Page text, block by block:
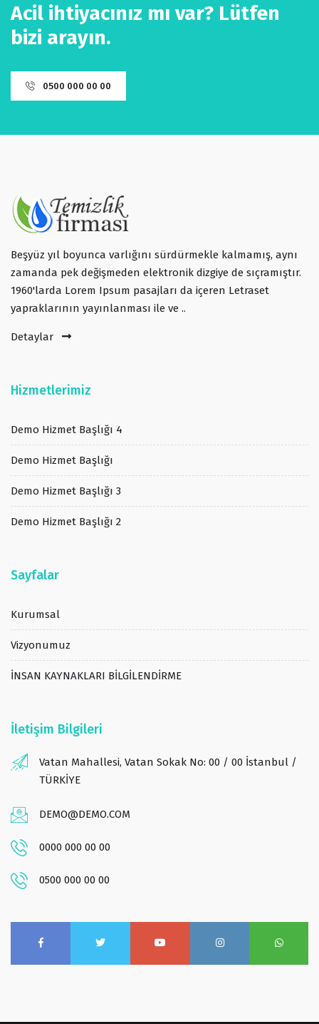
Acil ihtiyacınız mı var? Lütfen
bizi arayın.
0500 000 00 00
Beşyüz yıl boyunca varlığını sürdürmekle kalmamış, aynı
zamanda pek değişmeden elektronik dizgiye de sıçramıştır.
1960'larda Lorem Ipsum pasajları da içeren Letraset
yapraklarının yayınlanması ile ve ..
Detaylar
Hizmetlerimiz
Demo Hizmet Başlığı 4
Demo Hizmet Başlığı
Demo Hizmet Başlığı 3
Demo Hizmet Başlığı 2
Sayfalar
Kurumsal
Vizyonumuz
İNSAN KAYNAKLARI BİLGİLENDİRME
İletişim Bilgileri
Vatan Mahallesi, Vatan Sokak No: 00 / 00 İstanbul /
TÜRKİYE
DEMO@DEMO.COM
0000 000 00 00
0500 000 00 00